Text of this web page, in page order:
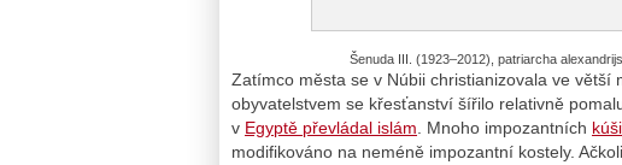
Šenuda III. (1923–2012), patriarcha
Zatímco města se v Núbii christianizovala ve větší
obyvatelstvem se křesťanství šířilo relativně
v Egyptě převládal islám . Mnoho impozantních
modifikováno na neméně impozantní kostely.